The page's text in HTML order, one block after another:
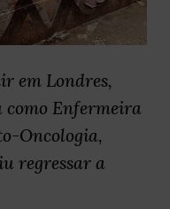
em Londres,
como Enfermeira
Oncologia,
regressar a